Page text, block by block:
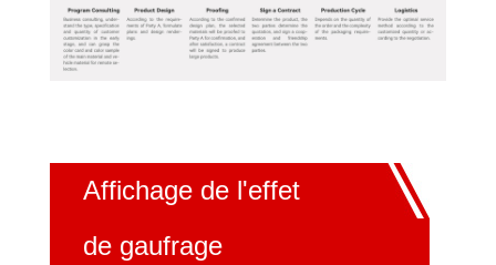
Affichage de l'effet
de gaufrage